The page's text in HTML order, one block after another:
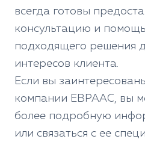
всегда готовы
консультацию и
подходящего решения
интересов клиента.
Если вы
компании ЕВРААС, вы
более подробную
или связаться с ее